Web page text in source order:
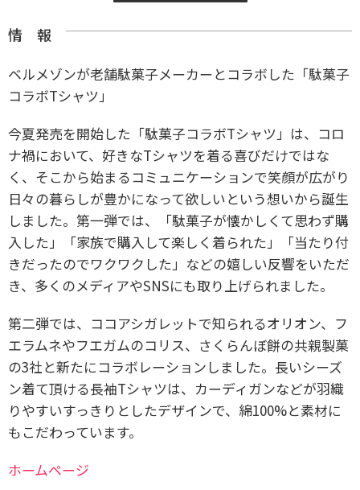
情 報
ベルメゾンが老舗駄菓子メーカーとコラボした「駄菓子
コラボTシャツ」
今夏発売を開始した「駄菓子コラボTシャツ」は、コロ
ナ禍において、好きなTシャツを着る喜びだけではな
く、そこから始まるコミュニケーションで笑顔が広がり
日々の暮らしが豊かになって欲しいという想いから誕生
しました。第一弾では、「駄菓子が懐かしくて思わず購
入した」「家族で購入して楽しく着られた」「当たり付
きだったのでワクワクした」などの嬉しい反響をいただ
き、多くのメディアやSNSにも取り上げられました。
第二弾では、ココアシガレットで知られるオリオン、フ
エラムネやフエガムのコリス、さくらんぼ餅の共親製菓
の3社と新たにコラボレーションしました。長いシーズ
ン着て頂ける長袖Tシャツは、カーディガンなどが羽織
りやすいすっきりとしたデザインで、綿100%と素材に
もこだわっています。
ホームページ